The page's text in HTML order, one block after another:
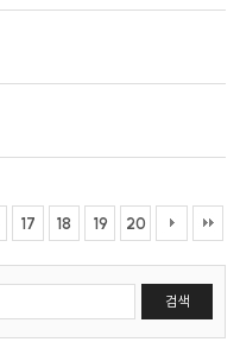
17 18 19 20
검색